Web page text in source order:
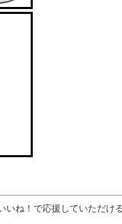
いね！で応援していただけ